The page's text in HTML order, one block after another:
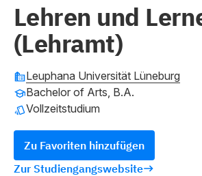
Lehren und
(Lehramt)
Leuphana Universität Lüneburg
Bachelor of Arts, B.A.
Vollzeitstudium
Zu Favoriten hinzufügen
Zur Studiengangswebsite